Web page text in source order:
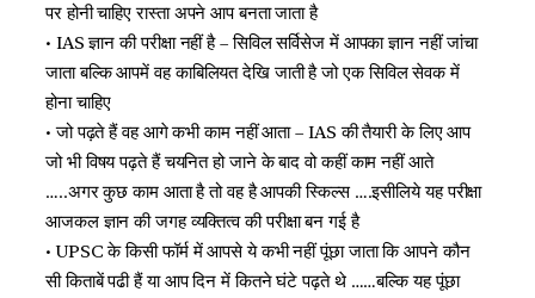
पर होनी चाहिए रास्ता अपने आप बनता जाता है
• IAS ज्ञान की परीक्षा नहीं है – सिविल सर्विसेज में आपका ज्ञान नहीं जांचा
जाता बल्कि आपमें वह काबिलियत देखि जाती है जो एक सिविल सेवक में
होना चाहिए
• जो पढ़ते हैं वह आगे कभी काम नहीं आता – IAS की तैयारी के लिए आप
जो भी विषय पढ़ते हैं चयनित हो जाने के बाद वो कहीं काम नहीं आते
…..अगर कुछ काम आता है तो वह है आपकी स्किल्स ….इसीलिये यह परीक्षा
आजकल ज्ञान की जगह व्यक्तित्व की परीक्षा बन गई है
• UPSC के किसी फॉर्म में आपसे ये कभी नहीं पूंछा जाता कि आपने कौन
सी किताबें पढी हैं या आप दिन में कितने घंटे पढ़ते थे ……बल्कि यह पूंछा